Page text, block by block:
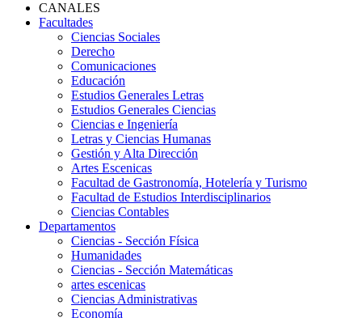
CANALES
Facultades
Ciencias Sociales
Derecho
Comunicaciones
Educación
Estudios Generales Letras
Estudios Generales Ciencias
Ciencias e Ingeniería
Letras y Ciencias Humanas
Gestión y Alta Dirección
Artes Escenicas
Facultad de Gastronomía, Hotelería y Turismo
Facultad de Estudios Interdisciplinarios
Ciencias Contables
Departamentos
Ciencias - Sección Física
Humanidades
Ciencias - Sección Matemáticas
artes escenicas
Ciencias Administrativas
Economía